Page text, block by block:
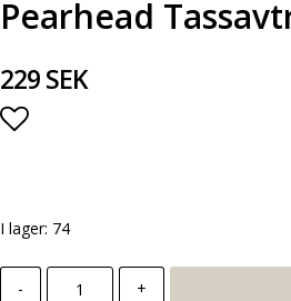
Pearhead
229 SEK
I lager: 74
- +